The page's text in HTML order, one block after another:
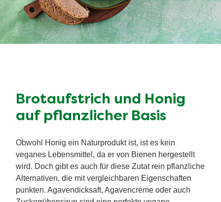
Brotaufstrich und Honig
auf pflanzlicher Basis
Obwohl Honig ein Naturprodukt ist, ist es kein
veganes Lebensmittel, da er von Bienen hergestellt
wird. Doch gibt es auch für diese Zutat rein pflanzliche
Alternativen, die mit vergleichbaren Eigenschaften
punkten. Agavendicksaft, Agavencreme oder auch